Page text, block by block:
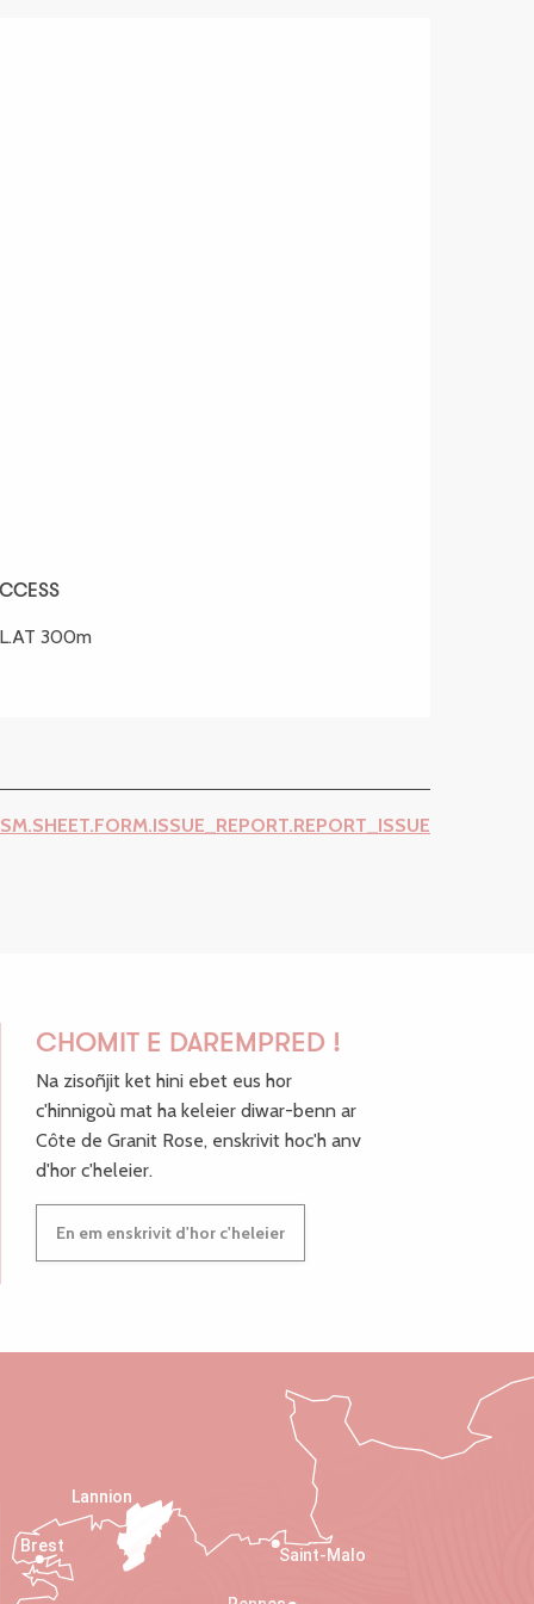
300m
CHOMIT E DAREMPRED !
Na zisoñjit ket hini ebet eus hor
c'hinnigoù mat ha keleier diwar-benn ar
Côte de Granit Rose, enskrivit hoc'h anv
d'hor c'heleier.
En em enskrivit d'hor c'heleier
Saint-Malo
Lannion
Brest